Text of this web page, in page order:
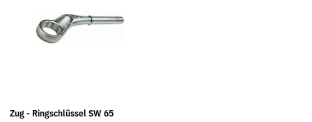
Zug - Ringschlüssel SW 65